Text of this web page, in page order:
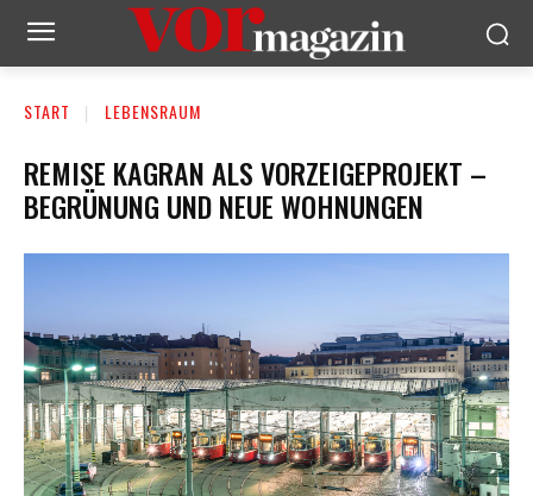
START LEBENSRAUM
REMISE KAGRAN ALS VORZEIGEPROJEKT –
BEGRÜNUNG UND NEUE WOHNUNGEN